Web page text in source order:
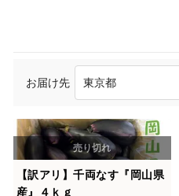
お届け先
【訳アリ】千両なす『岡山県
産』４ｋｇ